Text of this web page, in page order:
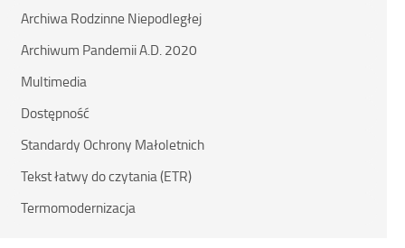
Archiwa Rodzinne Niepodległej
Archiwum Pandemii A.D. 2020
Multimedia
Dostępność
Standardy Ochrony Małoletnich
Tekst łatwy do czytania (ETR)
Termomodernizacja